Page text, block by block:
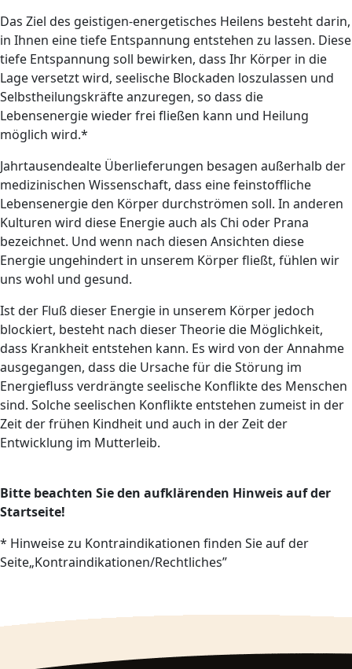
Das Ziel des geistigen-energetisches Heilens besteht darin,
in Ihnen eine tiefe Entspannung entstehen zu lassen. Diese
tiefe Entspannung soll bewirken, dass Ihr Körper in die
Lage versetzt wird, seelische Blockaden loszulassen und
Selbstheilungskräfte anzuregen, so dass die
Lebensenergie wieder frei fließen kann und Heilung
möglich wird.*
Jahrtausendealte Überlieferungen besagen außerhalb der
medizinischen Wissenschaft, dass eine feinstoffliche
Lebensenergie den Körper durchströmen soll. In anderen
Kulturen wird diese Energie auch als Chi oder Prana
bezeichnet. Und wenn nach diesen Ansichten diese
Energie ungehindert in unserem Körper fließt, fühlen wir
uns wohl und gesund.
Ist der Fluß dieser Energie in unserem Körper jedoch
blockiert, besteht nach dieser Theorie die Möglichkeit,
dass Krankheit entstehen kann. Es wird von der Annahme
ausgegangen, dass die Ursache für die Störung im
Energiefluss verdrängte seelische Konflikte des Menschen
sind. Solche seelischen Konflikte entstehen zumeist in der
Zeit der frühen Kindheit und auch in der Zeit der
Entwicklung im Mutterleib.
Bitte beachten Sie den aufklärenden Hinweis auf der
Startseite!
* Hinweise zu Kontraindikationen finden Sie auf der
Seite„Kontraindikationen/Rechtliches”